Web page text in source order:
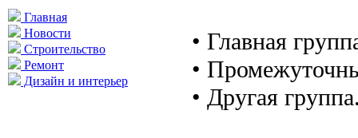
Главная
Новости
Строительство
Ремонт
Дизайн и интерьер
• Главная
•
• Другая